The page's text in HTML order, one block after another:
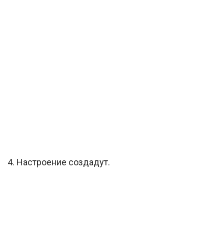
4. Настроение создадут.